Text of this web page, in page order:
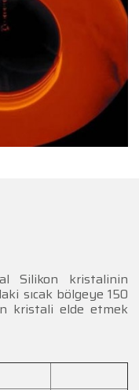
Silikon kristalinin
sıcak bölgeye 150
kristali elde etmek